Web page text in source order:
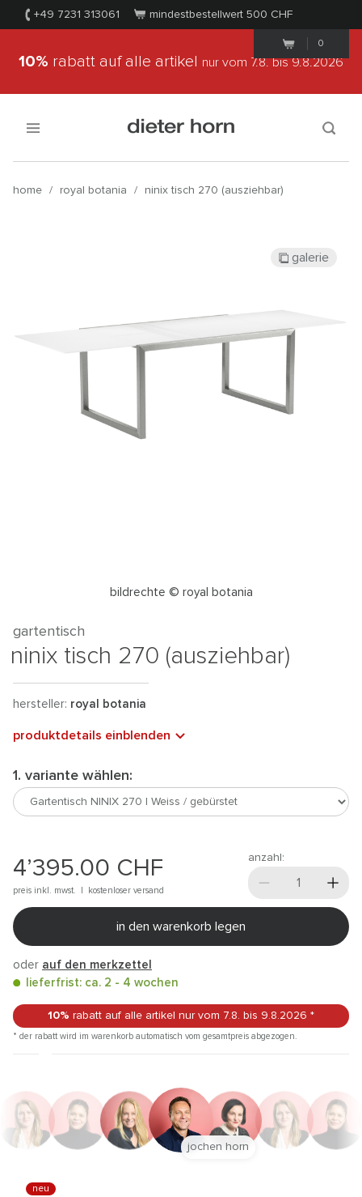
+49 7231 313061 mindestbestellwert 500 CHF
0
10% rabatt auf alle artikel nur vom 7.8.bis 9.8.2026
home / royal botania / ninix tisch 270 (ausziehbar)
bildrechte © royal botania
galerie
gartentisch
ninix tisch 270 (ausziehbar)
hersteller: royal botania
produktdetails einblenden
1. variante wählen:
4’395.00 CHF
preis inkl. mwst. | kostenloser versand
anzahl:
in den warenkorb legen
oder auf den merkzettel
lieferfrist: ca. 2 - 4 wochen
10% rabatt auf alle artikel nur vom 7.8. bis 9.8.2026 *
* der rabatt wird im warenkorb automatisch vom gesamtpreis abgezogen.
neu
jochen horn